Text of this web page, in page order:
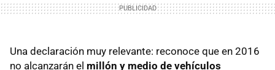
Una declaración muy relevante: reconoce que en 2016
no alcanzarán el millón y medio de vehículos